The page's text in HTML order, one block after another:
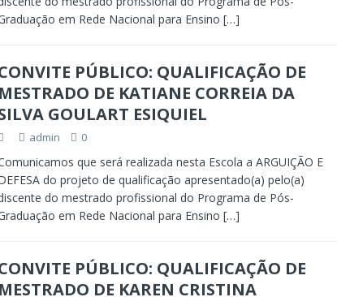
em Rede Nacional para Ensino […]
PÚBLICO: QUALIFICAÇÃO DE
MESTRADO DE KATIANE CORREIA DA
GOULART ESIQUIEL
admin 0
que será realizada nesta Escola a ARGUIÇÃO E
do projeto de qualificação apresentado(a) pelo(a)
do mestrado profissional do Programa de Pós-
em Rede Nacional para Ensino […]
PÚBLICO: QUALIFICAÇÃO DE
MESTRADO DE KAREN CRISTINA